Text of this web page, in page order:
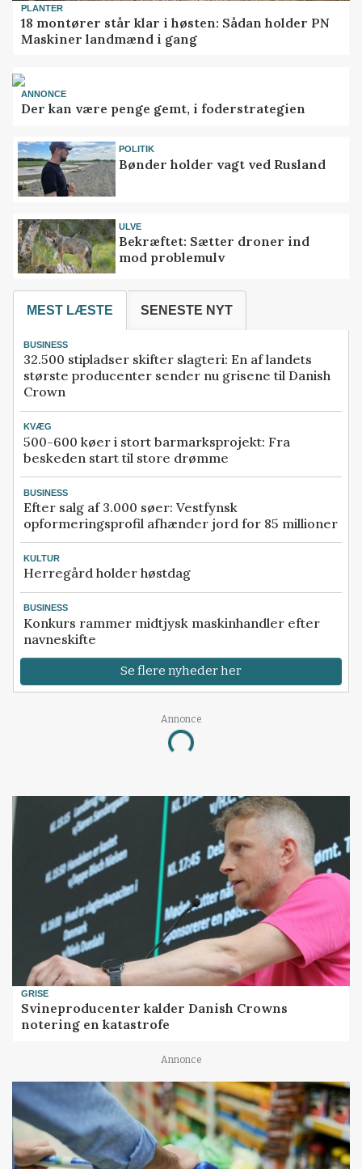
PLANTER
18 montører står klar i høsten: Sådan holder PN
Maskiner landmænd i gang
ANNONCE
Der kan være penge gemt, i foderstrategien
POLITIK
Bønder holder vagt ved Rusland
ULVE
Bekræftet: Sætter droner ind
mod problemulv
MEST LÆSTE SENESTE NYT
BUSINESS
32.500 stipladser skifter slagteri: En af landets
største producenter sender nu grisene til Danish
Crown
KVÆG
500-600 køer i stort barmarksprojekt: Fra
beskeden start til store drømme
BUSINESS
Efter salg af 3.000 søer: Vestfynsk
opformeringsprofil afhænder jord for 85 millioner
KULTUR
Herregård holder høstdag
BUSINESS
Konkurs rammer midtjysk maskinhandler efter
navneskifte
Se flere nyheder her
Annonce
Loading...
GRISE
Svineproducenter kalder Danish Crowns
notering en katastrofe
Annonce